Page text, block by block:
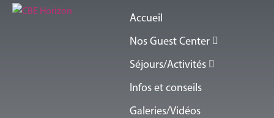
Accueil
Nos Guest Center
Séjours/Activités
Infos et conseils
Galeries/Vidéos